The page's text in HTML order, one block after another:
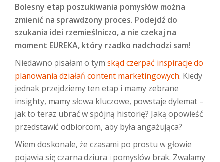
Bolesny etap poszukiwania pomysłów można
zmienić na sprawdzony proces. Podejdź do
szukania idei rzemieślniczo, a nie czekaj na
moment EUREKA, który rzadko nadchodzi sam!
Niedawno pisałam o tym skąd czerpać inspiracje do
planowania działań content marketingowych. Kiedy
jednak przejdziemy ten etap i mamy zebrane
insighty, mamy słowa kluczowe, powstaje dylemat –
jak to teraz ubrać w spójną historię? Jaką opowieść
przedstawić odbiorcom, aby była angażująca?
Wiem doskonale, że czasami po prostu w głowie
pojawia się czarna dziura i pomysłów brak. Zwalamy